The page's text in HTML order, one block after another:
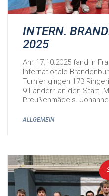
INTERN.
2025
Am 17.10.2025 fand in
Internationale
Turnier gingen 173
9 Ländern an den Start.
Preußenmädels.
ALLGEMEIN